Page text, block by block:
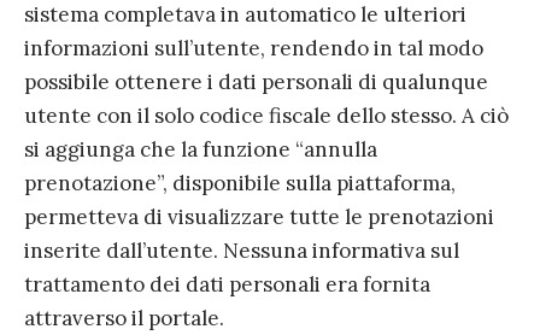
sistema completava in automatico le ulteriori
informazioni sull’utente, rendendo in tal modo
possibile ottenere i dati personali di qualunque
utente con il solo codice fiscale dello stesso. A ciò
si aggiunga che la funzione “annulla
prenotazione”, disponibile sulla piattaforma,
permetteva di visualizzare tutte le prenotazioni
inserite dall’utente. Nessuna informativa sul
trattamento dei dati personali era fornita
attraverso il portale.